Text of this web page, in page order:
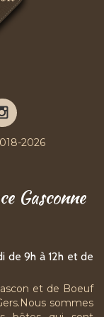
Pierre
sur
2026
Gasconne
de 9h à 12h et de
et de Boeuf
sommes